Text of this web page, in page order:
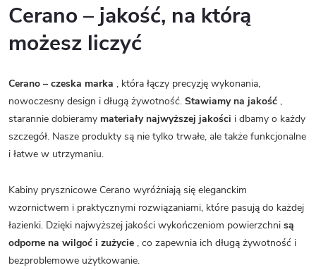
Cerano – jakość, na którą
możesz liczyć
Cerano – czeska marka , która łączy precyzję wykonania,
nowoczesny design i długą żywotność. Stawiamy na jakość ,
starannie dobieramy materiały najwyższej jakości i dbamy o każdy
szczegół. Nasze produkty są nie tylko trwałe, ale także funkcjonalne
i łatwe w utrzymaniu.
Kabiny prysznicowe Cerano wyróżniają się eleganckim
wzornictwem i praktycznymi rozwiązaniami, które pasują do każdej
łazienki. Dzięki najwyższej jakości wykończeniom powierzchni są
odporne na wilgoć i zużycie , co zapewnia ich długą żywotność i
bezproblemowe użytkowanie.